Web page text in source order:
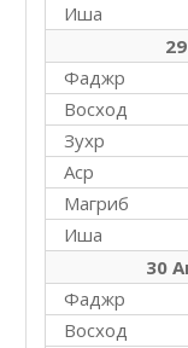
Иша
Фаджр
Восход
Зухр
Аср
Магриб
Иша
30
Фаджр
Восход